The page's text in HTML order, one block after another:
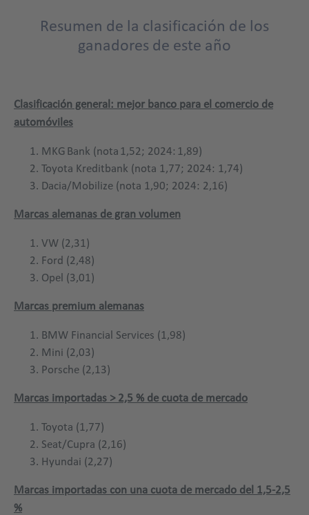
Resumen de la clasificación de los
ganadores de este año
Clasificación general: mejor banco para el comercio de
automóviles
MKG Bank (nota 1,52; 2024: 1,89)
Toyota Kreditbank (nota 1,77; 2024: 1,74)
Dacia/Mobilize (nota 1,90; 2024: 2,16)
Marcas alemanas de gran volumen
VW (2,31)
Ford (2,48)
Opel (3,01)
Marcas premium alemanas
BMW Financial Services (1,98)
Mini (2,03)
Porsche (2,13)
Marcas importadas > 2,5 % de cuota de mercado
Toyota (1,77)
Seat/Cupra (2,16)
Hyundai (2,27)
Marcas importadas con una cuota de mercado del 1,5-2,5
%